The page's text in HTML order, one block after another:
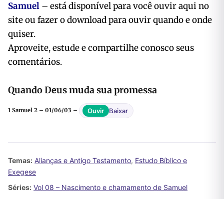
Samuel – está disponível para você ouviraqui no
site ou fazer o download para ouvir quando e onde
quiser.
Aproveite, estude e compartilhe conosco seus
comentários.
Quando Deus muda sua promessa
1 Samuel 2 – 01/06/03 – Ouvir Baixar
Temas: Alianças e Antigo Testamento, Estudo Bíblico e
Exegese
Séries: Vol 08 – Nascimento e chamamento de Samuel